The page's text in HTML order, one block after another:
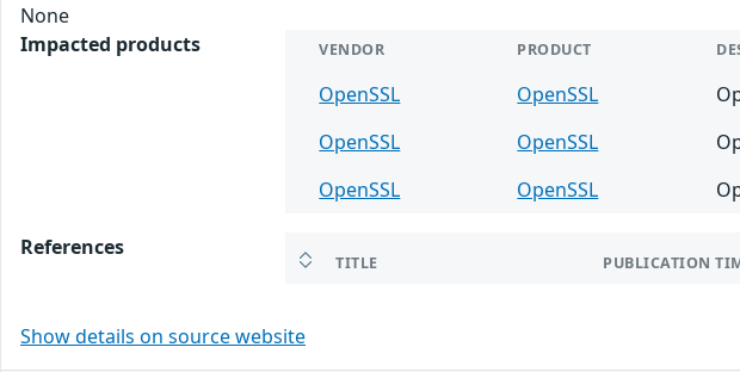
None
Impacted products
VENDOR PRODUCT
OpenSSL OpenSSL
OpenSSL
OpenSSL
OpenSSL
OpenSSL
References
TITLE PUBLICATION
Show details on source website